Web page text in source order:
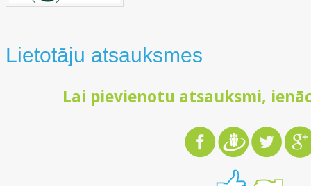
Lietotāju atsauksmes
Lai pievienotu atsauksmi,